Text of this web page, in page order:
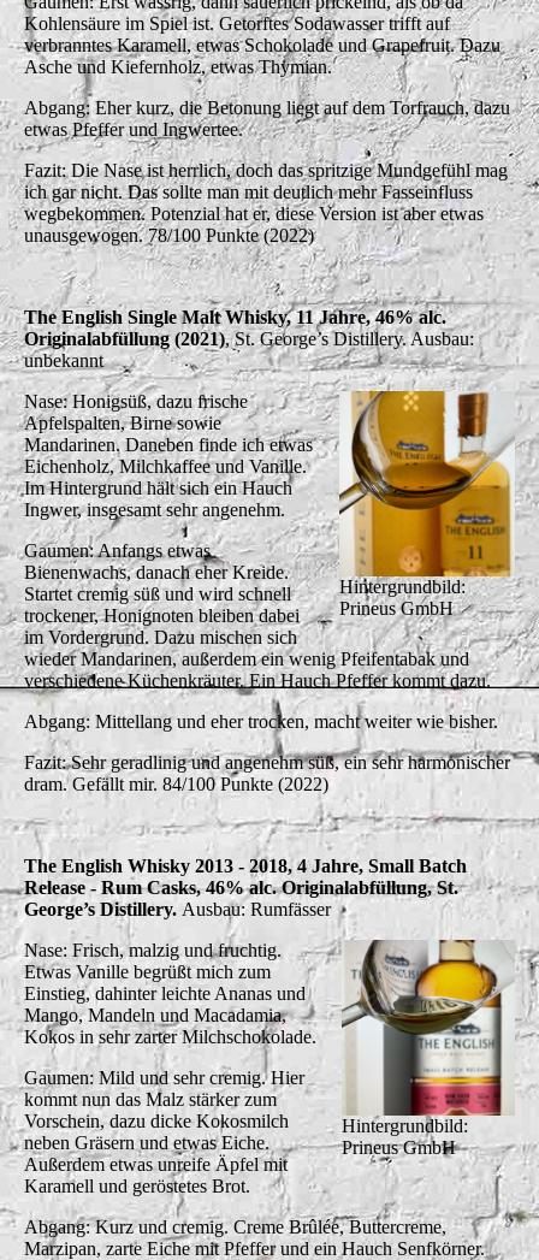
Kohlensäure im Spiel ist. Getorftes Sodawasser trifft auf
verbranntes Karamell, etwas Schokolade und Grapefruit. Dazu
Asche und Kiefernholz, etwas Thymian.
Abgang: Eher kurz, die Betonung liegt auf dem Torfrauch, dazu
etwas Pfeffer und Ingwertee.
Fazit: Die Nase ist herrlich, doch das spritzige Mundgefühl mag
ich gar nicht. Das sollte man mit deutlich mehr Fasseinfluss
wegbekommen. Potenzial hat er, diese Version ist aber etwas
unausgewogen. 78/100 Punkte (2022)
The English Single Malt Whisky, 11 Jahre, 46% alc.
Originalabfüllung (2021), St. George’s Distillery. Ausbau:
unbekannt
Hintergrundbild:
Prineus GmbH
Nase: Honigsüß, dazu frische
Apfelspalten, Birne sowie
Mandarinen. Daneben finde ich etwas
Eichenholz, Milchkaffee und Vanille.
Im Hintergrund hält sich ein Hauch
Ingwer, insgesamt sehr angenehm.
Gaumen: Anfangs etwas
Bienenwachs, danach eher Kreide.
Startet cremig süß und wird schnell
trockener, Honignoten bleiben dabei
im Vordergrund. Dazu mischen sich
wieder Mandarinen, außerdem ein wenig Pfeifentabak und
verschiedene Küchenkräuter. Ein Hauch Pfeffer kommt dazu.
Abgang: Mittellang und eher trocken, macht weiter wie bisher.
Fazit: Sehr geradlinig und angenehm süß, ein sehr harmonischer
dram. Gefällt mir. 84/100 Punkte (2022)
The English Whisky 2013 - 2018, 4 Jahre, Small Batch
Release - Rum Casks, 46% alc. Originalabfüllung, St.
George’s Distillery. Ausbau: Rumfässer
Hintergrundbild:
Prineus GmbH
Nase: Frisch, malzig und fruchtig.
Etwas Vanille begrüßt mich zum
Einstieg, dahinter leichte Ananas und
Mango, Mandeln und Macadamia,
Kokos in sehr zarter Milchschokolade.
Gaumen: Mild und sehr cremig. Hier
kommt nun das Malz stärker zum
Vorschein, dazu dicke Kokosmilch
neben Gräsern und etwas Eiche.
Außerdem etwas unreife Äpfel mit
Karamell und geröstetes Brot.
Abgang: Kurz und cremig. Creme Brûlée, Buttercreme,
Marzipan, zarte Eiche mit Pfeffer und ein Hauch Senfkörner.